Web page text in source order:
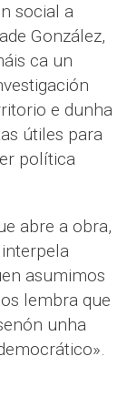
social a
González,
ca un
e dunha
útiles para
política
abre a obra,
interpela
asumimos
lembra que
unha